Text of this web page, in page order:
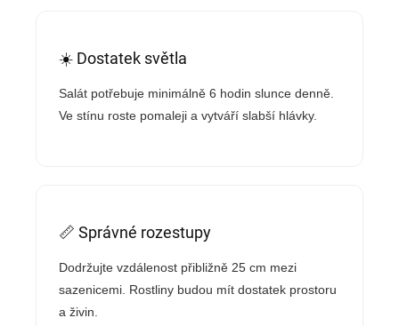
☀️ Dostatek světla
Salát potřebuje minimálně 6 hodin slunce denně.
Ve stínu roste pomaleji a vytváří slabší hlávky.
📏 Správné rozestupy
Dodržujte vzdálenost přibližně 25 cm mezi
sazenicemi. Rostliny budou mít dostatek prostoru
a živin.